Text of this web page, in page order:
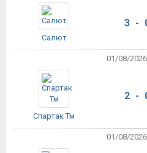
Салют
3 -
01/08/
Спартак Тм
2 -
01/08/